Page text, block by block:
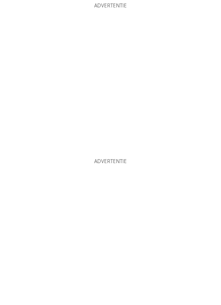
ADVERTENTIE
ADVERTENTIE